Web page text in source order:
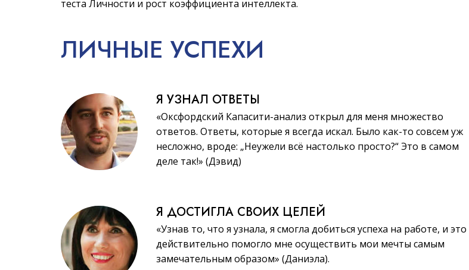
теста Личности и рост коэффициента интеллекта.
ЛИЧНЫЕ УСПЕХИ
Я УЗНАЛ ОТВЕТЫ
«Оксфордский Капасити-анализ открыл для меня множество
ответов. Ответы, которые я всегда искал. Было как-то совсем уж
несложно, вроде: „Неужели всё настолько просто?“ Это в самом
деле так!» (Дэвид)
Я ДОСТИГЛА СВОИХ ЦЕЛЕЙ
«Узнав то, что я узнала, я смогла добиться успеха на работе, и это
действительно помогло мне осуществить мои мечты самым
замечательным образом» (Даниэла).